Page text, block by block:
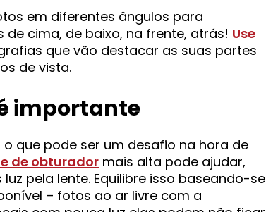
em diferentes ângulos para
cima, de baixo, na frente, atrás! Use
que vão destacar as suas partes
de vista.
importante
que pode ser um desafio na hora de
de obturador mais alta pode ajudar,
pela lente. Equilibre isso baseando-se
– fotos ao ar livre com a